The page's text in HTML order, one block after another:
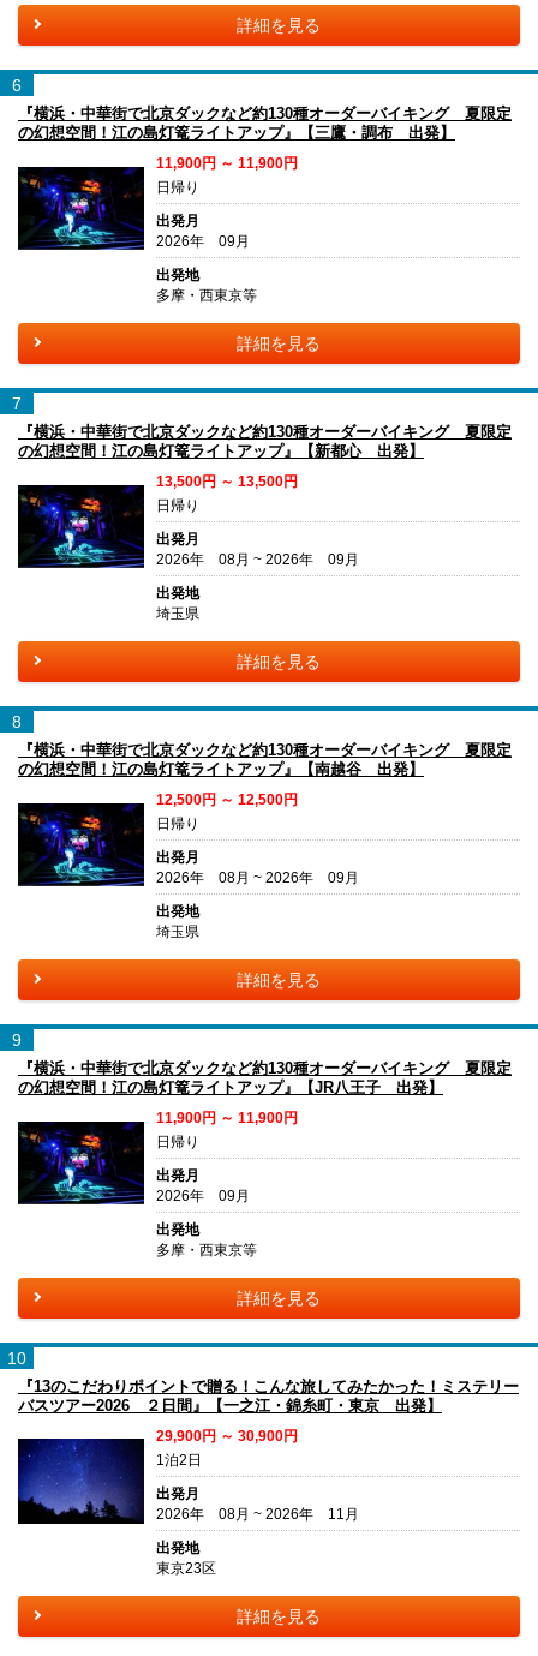
詳細を見る
6
『横浜・中華街で北京ダックなど約130種オーダーバイキング 夏限定
の幻想空間！江の島灯篭ライトアップ』【三鷹・調布 出発】
11,900円 ～ 11,900円
日帰り
出発月
2026年 09月
出発地
多摩・西東京等
詳細を見る
7
『横浜・中華街で北京ダックなど約130種オーダーバイキング 夏限定
の幻想空間！江の島灯篭ライトアップ』【新都心 出発】
13,500円 ～ 13,500円
日帰り
出発月
2026年 08月 ~ 2026年 09月
出発地
埼玉県
詳細を見る
8
『横浜・中華街で北京ダックなど約130種オーダーバイキング 夏限定
の幻想空間！江の島灯篭ライトアップ』【南越谷 出発】
12,500円 ～ 12,500円
日帰り
出発月
2026年 08月 ~ 2026年 09月
出発地
埼玉県
詳細を見る
9
『横浜・中華街で北京ダックなど約130種オーダーバイキング 夏限定
の幻想空間！江の島灯篭ライトアップ』【JR八王子 出発】
11,900円 ～ 11,900円
日帰り
出発月
2026年 09月
出発地
多摩・西東京等
詳細を見る
10
『13のこだわりポイントで贈る！こんな旅してみたかった！ミステリー
バスツアー2026 ２日間』【一之江・錦糸町・東京 出発】
29,900円 ～ 30,900円
1泊2日
出発月
2026年 08月 ~ 2026年 11月
出発地
東京23区
詳細を見る